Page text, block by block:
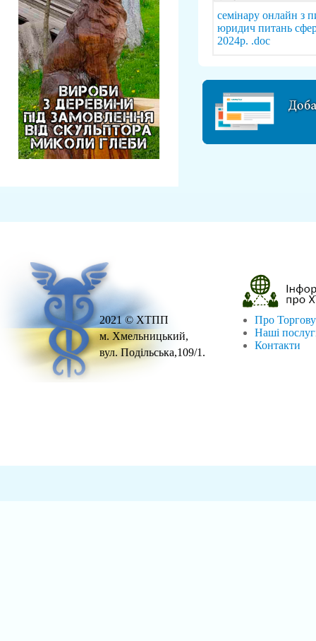
семінару онлайн з
юридич питань
2024р. .doc
2021 © ХТПП
м. Хмельницький,
вул. Подільська,109/1.
Про
Наші
Контакти